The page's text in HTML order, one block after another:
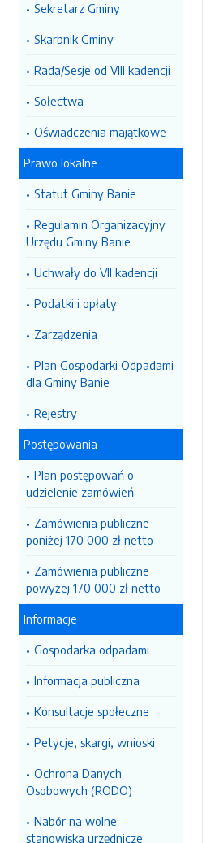
Sekretarz Gminy
Skarbnik Gminy
Rada/Sesje od VIII kadencji
Sołectwa
Oświadczenia majątkowe
Prawo lokalne
Statut Gminy Banie
Regulamin Organizacyjny
Urzędu Gminy Banie
Uchwały do VII kadencji
Podatki i opłaty
Zarządzenia
Plan Gospodarki Odpadami
dla Gminy Banie
Rejestry
Postępowania
Plan postępowań o
udzielenie zamówień
Zamówienia publiczne
poniżej 170 000 zł netto
Zamówienia publiczne
powyżej 170 000 zł netto
Informacje
Gospodarka odpadami
Informacja publiczna
Konsultacje społeczne
Petycje, skargi, wnioski
Ochrona Danych
Osobowych (RODO)
Nabór na wolne
stanowiska urzędnicze